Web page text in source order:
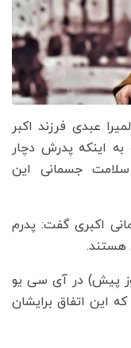
عبدی فرزند اکبر
به اینکه پدرش دچار
سلامت جسمانی این
اکبری گفت: پدرم
هستند.
پیش) در آی سی یو
این اتفاق برایشان